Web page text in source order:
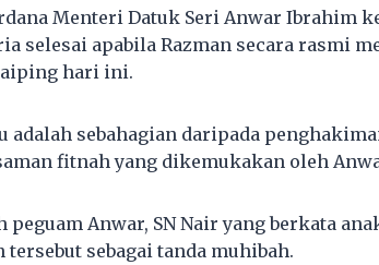
Menteri Datuk Seri Anwar Ibrahim
selesai apabila Razman secara rasmi
hari ini.
adalah sebahagian daripada
fitnah yang dikemukakan oleh
Anwar, SN Nair yang berkata
tersebut sebagai tanda muhibah.